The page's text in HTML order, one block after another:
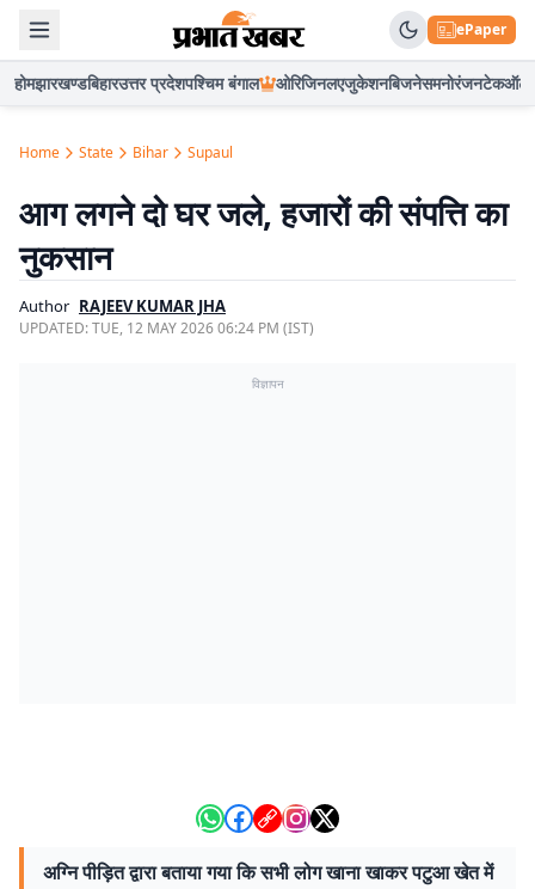
ePaper
होमझारखण्डबिहारउत्तर प्रदेशपश्चिम बंगाल ओरिजिनलएजुकेशनबिजनेसमनोरंजनटेकऑटो
Home State Bihar Supaul
आग लगने दो घर जले, हजारों की संपत्ति का
नुकसान
Author RAJEEV KUMAR JHA
UPDATED:TUE, 12 MAY 2026 06:24 PM (IST)
विज्ञापन
अग्नि पीड़ित द्वारा बताया गया कि सभी लोग खाना खाकर पटुआ खेत में